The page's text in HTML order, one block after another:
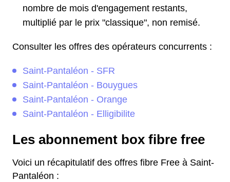
nombre de mois d'engagement restants,
multiplié par le prix "classique", non remisé.
Consulter les offres des opérateurs concurrents :
Saint-Pantaléon - SFR
Saint-Pantaléon - Bouygues
Saint-Pantaléon - Orange
Saint-Pantaléon - Elligibilite
Les abonnement box fibre free
Voici un récapitulatif des offres fibre Free à Saint-
Pantaléon :